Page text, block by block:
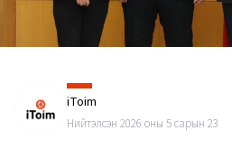
iToim
Нийтэлсэн 2026 оны 5 сарын 23